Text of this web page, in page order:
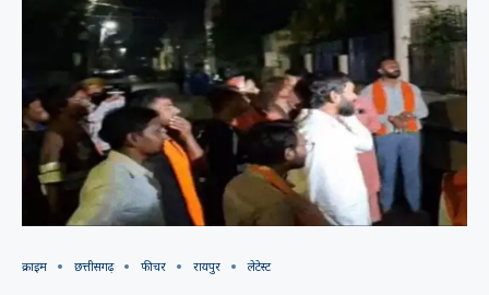
क्राइम छत्तीसगढ़ फीचर रायपुर लेटेस्ट